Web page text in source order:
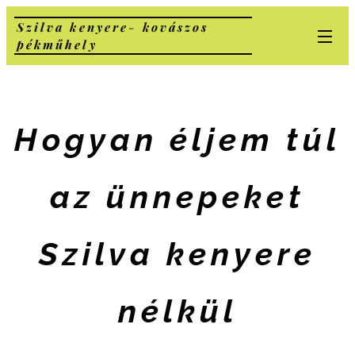
Szilva kenyere - kovászos
pékműhely
Hogyan éljem túl
az ünnepeket
Szilva kenyere
nélkül